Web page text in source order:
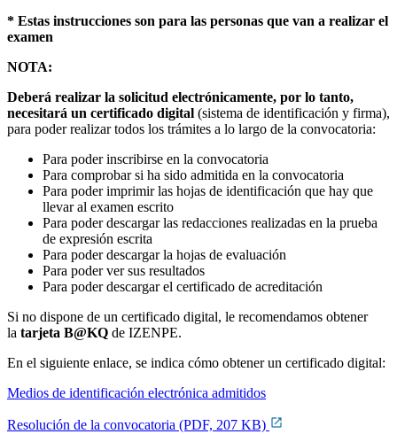
* Estas instrucciones son para las personas que van a realizar el
examen
NOTA:
Deberá realizar la solicitud electrónicamente, por lo tanto,
necesitará un certificado digital (sistema de identificación y firma),
para poder realizar todos los trámites a lo largo de la convocatoria:
Para poder inscribirse en la convocatoria
Para comprobar si ha sido admitida en la convocatoria
Para poder imprimir las hojas de identificación que hay que
llevar al examen escrito
Para poder descargar las redacciones realizadas en la prueba
de expresión escrita
Para poder descargar la hojas de evaluación
Para poder ver sus resultados
Para poder descargar el certificado de acreditación
Si no dispone de un certificado digital, le recomendamos obtener
la tarjeta B@KQ de IZENPE.
En el siguiente enlace, se indica cómo obtener un certificado digital:
Medios de identificación electrónica admitidos
Resolución de la convocatoria (PDF, 207 KB)